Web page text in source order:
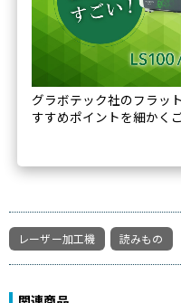
グラボテック社のフラッ
すすめポイントを細かく
レーザー加工機 読みもの